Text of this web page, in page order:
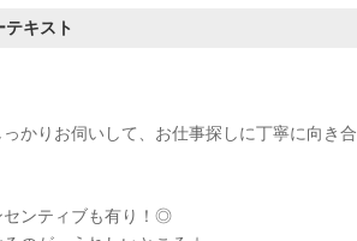
テキスト
かりお伺いして、お仕事探しに丁寧に向き合
センティブも有り！◎